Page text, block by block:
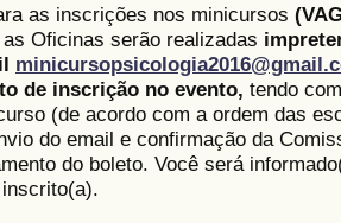
as inscrições nos minicursos
as Oficinas serão realizadas
de inscrição no evento, tendo
(de acordo com a ordem das
do email e confirmação da
do boleto. Você será